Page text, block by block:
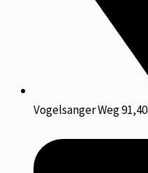
Vogelsanger Weg